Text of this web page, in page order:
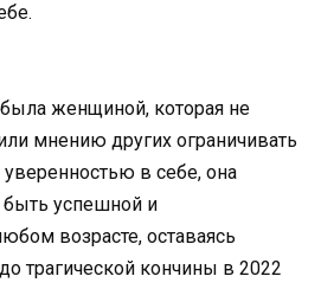
женщиной, которая не
мнению других ограничивать
в себе, она
быть успешной и
возрасте, оставаясь
трагической кончины в 2022